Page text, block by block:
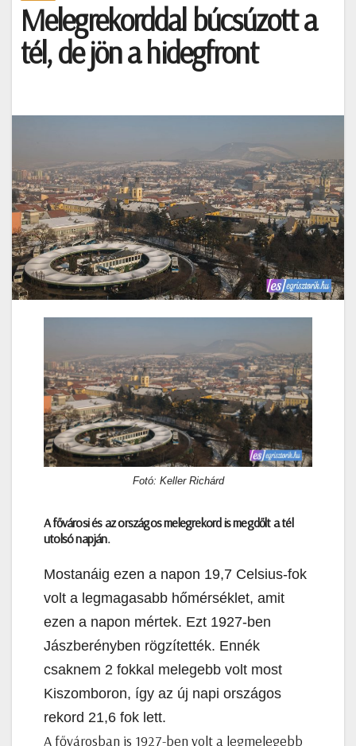
Melegrekorddal búcsúzott a
tél, de jön a hidegfront
Fotó: Keller Richárd
A fővárosi és az országos melegrekord is megdőlt a tél
utolsó napján.
Mostanáig ezen a napon 19,7 Celsius-fok
volt a legmagasabb hőmérséklet, amit
ezen a napon mértek. Ezt 1927-ben
Jászberényben rögzítették. Ennék
csaknem 2 fokkal melegebb volt most
Kiszomboron, így az új napi országos
rekord 21,6 fok lett.
A fővárosban is 1927-ben volt a legmelegebb